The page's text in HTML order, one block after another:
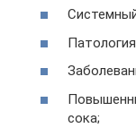
сока;